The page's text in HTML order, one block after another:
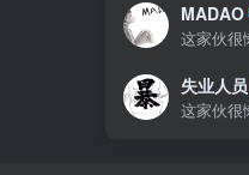
MADAO
失业人员